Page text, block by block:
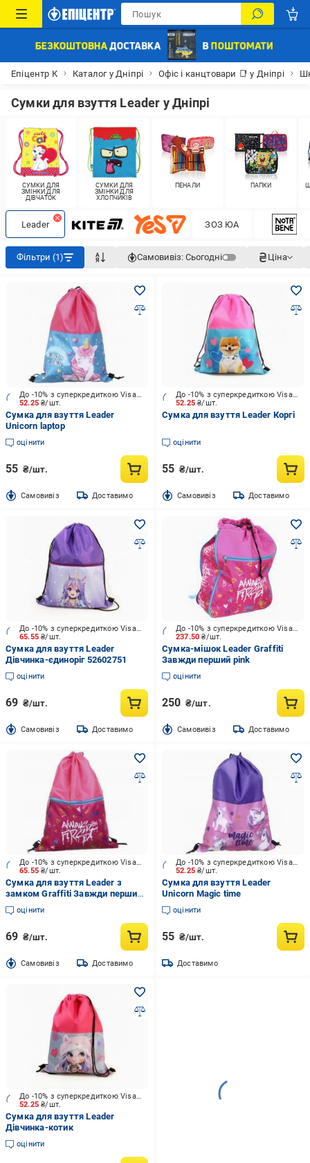
Епіцентр К Каталог у Дніпрі Офіс і канцтовари 📑 у Дніпрі
Сумки для взуття Leader у Дніпрі
СУМКИ ДЛЯ
ЗМІНКИ ДЛЯ
ДІВЧАТОК
СУМКИ ДЛЯ
ЗМІНКИ ДЛЯ
ХЛОПЧИКІВ
ПЕНАЛИ ПАПКИ
Leader ЗОЗ ЮА
Фільтри (1) Самовивіз: Сьогодні Ціна
52.25₴/шт.
До -10% з суперкредиткою Visa Вигода
Сумка для взуття Leader
Unicorn laptop
оцінити
55 ₴/шт.
Cамовивіз Доставимо
52.25₴/шт.
До -10% з суперкредиткою Visa Вигода
Сумка для взуття Leader Коргі
оцінити
55 ₴/шт.
Cамовивіз Доставимо
65.55₴/шт.
До -10% з суперкредиткою Visa Вигода
Сумка для взуття Leader
Дівчинка-єдиноріг 52602751
оцінити
69 ₴/шт.
Cамовивіз Доставимо
237.50₴/шт.
До -10% з суперкредиткою Visa Вигода
Сумка-мішок Leader Graffiti
Завжди перший pink
оцінити
250 ₴/шт.
Cамовивіз Доставимо
65.55₴/шт.
До -10% з суперкредиткою Visa Вигода
Сумка для взуття Leader з
замком Graffiti Завжди перший
білий напис
оцінити
69 ₴/шт.
Cамовивіз Доставимо
52.25₴/шт.
До -10% з суперкредиткою Visa Вигода
Сумка для взуття Leader
Unicorn Magic time
оцінити
55 ₴/шт.
Доставимо
52.25₴/шт.
До -10% з суперкредиткою Visa Вигода
Сумка для взуття Leader
Дівчинка-котик
оцінити